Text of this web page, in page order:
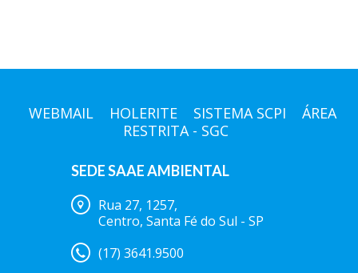
WEBMAIL HOLERITE SISTEMA SCPI
ÁREA
RESTRITA - SGC
SEDE SAAE AMBIENTAL
Rua 27, 1257,
Centro, Santa Fé do Sul - SP
(17) 3641.9500